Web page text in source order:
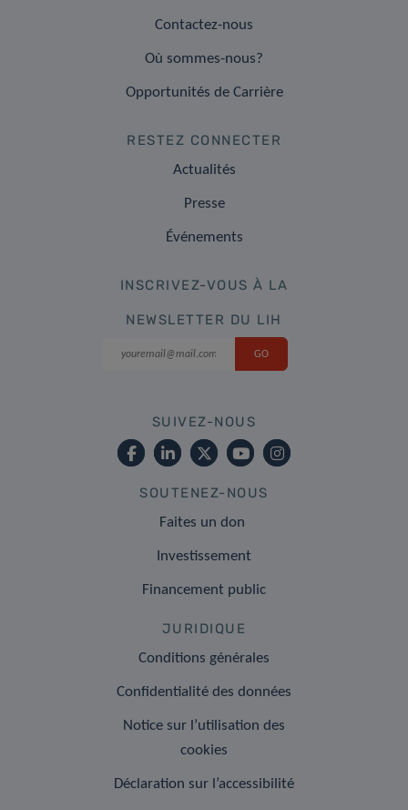
Contactez-nous
Où sommes-nous?
Opportunités de Carrière
RESTEZ CONNECTER
Actualités
Presse
Événements
INSCRIVEZ-VOUS À LA
NEWSLETTER DU LIH
SUIVEZ-NOUS
SOUTENEZ-NOUS
Faites un don
Investissement
Financement public
JURIDIQUE
Conditions générales
Confidentialité des données
Notice sur l’utilisation des
cookies
Déclaration sur l’accessibilité